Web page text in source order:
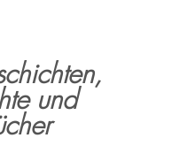
und